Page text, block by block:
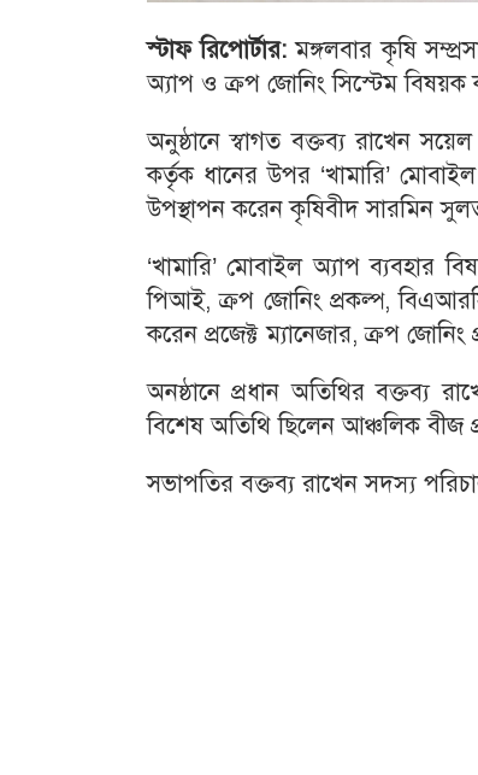
স্টাফ রিপোর্টার: মঙ্গলবার কৃষি
অ্যাপ ও ক্রপ জোনিং সিস্টেম বিষয়ক
অনুষ্ঠানে স্বাগত বক্তব্য রাখেন
কর্তৃক ধানের উপর ‘খামারি’
উপস্থাপন করেন কৃষিবীদ সারমিন
‘খামারি’ মোবাইল অ্যাপ
পিআই, ক্রপ জোনিং প্রকল্প,
করেন প্রজেক্ট ম্যানেজার, ক্রপ
অনষ্ঠানে প্রধান অতিথির বক্তব্য
বিশেষ অতিথি ছিলেন আঞ্চলিক বীজ
সভাপতির বক্তব্য রাখেন সদস্য